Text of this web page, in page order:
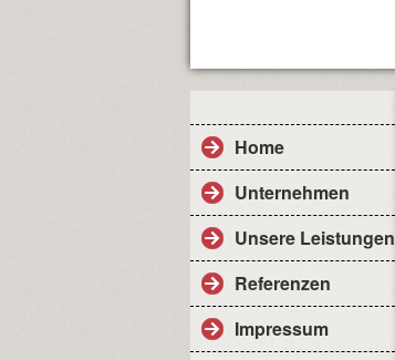
Home
Unternehmen
Unsere Leistungen
Referenzen
Impressum